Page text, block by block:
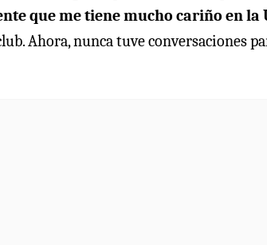
que me tiene mucho cariño en la
Ahora, nunca tuve conversaciones